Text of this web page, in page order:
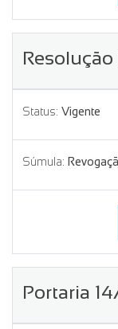
Status: Vigente
Súmula:
Portaria